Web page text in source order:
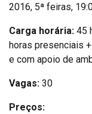
2016, 5ª feiras,
Carga horária: 45
horas presenciais
e com apoio de
Vagas: 30
Preços: